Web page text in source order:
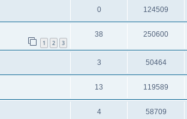
0 124509
1 2 3
38 250600
3 50464
13 119589
4 58709